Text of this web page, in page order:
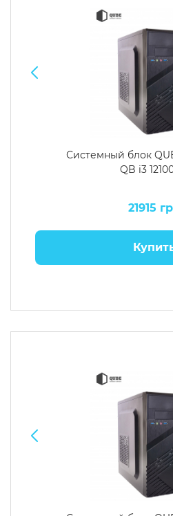
Системный блок
QB i3
21915